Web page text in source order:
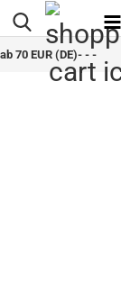
EUR (DE)- - - - - -